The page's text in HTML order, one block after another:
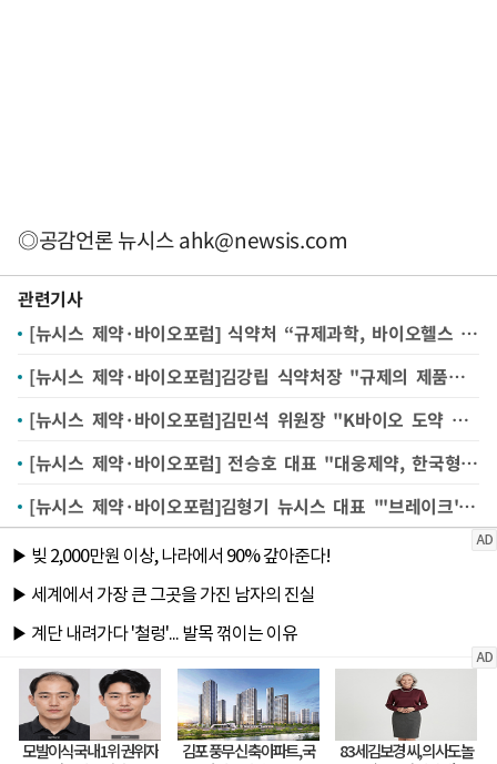
◎공감언론 뉴시스ahk@newsis.com
관련기사
[뉴시스 제약·바이오포럼] 식약처 “규제과학, 바이오헬스 견인 혁신제품 도구”
[뉴시스 제약·바이오포럼]김강립 식약처장 "규제의 제품화 촉진 지원이 산업 발전 핵심"
[뉴시스 제약·바이오포럼]김민석 위원장 "K바이오 도약 골든타임…담대한 구상 필요"
[뉴시스 제약·바이오포럼] 전승호 대표 "대웅제약, 한국형 R&D 혁신으로 글로벌 제약사 도약"
[뉴시스 제약·바이오포럼]김형기 뉴시스 대표 "'브레이크'와 '가속페달' 사이 균형이 중요"